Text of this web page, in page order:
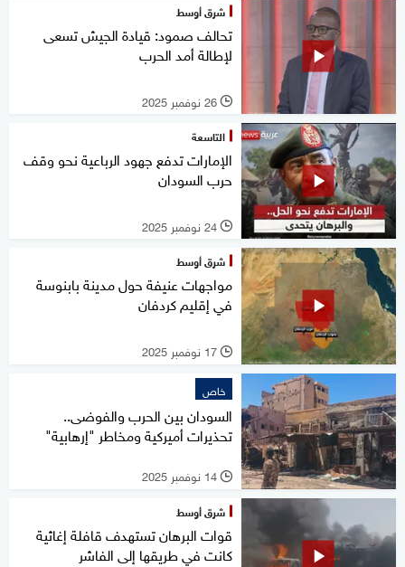
شرق أوسط
تحالف صمود: قيادة الجيش تسعى
لإطالة أمد الحرب
l 26 نوفمبر 2025
التاسعة
الإمارات تدفع جهود الرباعية نحو وقف
حرب السودان
l 24 نوفمبر 2025
شرق أوسط
مواجهات عنيفة حول مدينة بابنوسة
في إقليم كردفان
l 17 نوفمبر 2025
خاص
السودان بين الحرب والفوضى..
تحذيرات أميركية ومخاطر "إرهابية"
l 14 نوفمبر 2025
شرق أوسط
قوات البرهان تستهدف قافلة إغاثية
كانت في طريقها إلى الفاشر